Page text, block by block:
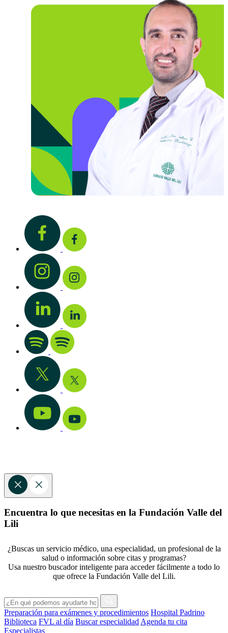
Encuentra lo que necesitas en la Fundación Valle del
Lili
¿Buscas un servicio médico, una especialidad, un profesional de la
salud o información sobre citas y programas?
Usa nuestro buscador inteligente para acceder fácilmente a todo lo
que ofrece la Fundación Valle del Lili.
Preparación para exámenes y procedimientos Hospital Padrino
Biblioteca FVL al día Buscar especialidad Agenda tu cita
Especialistas